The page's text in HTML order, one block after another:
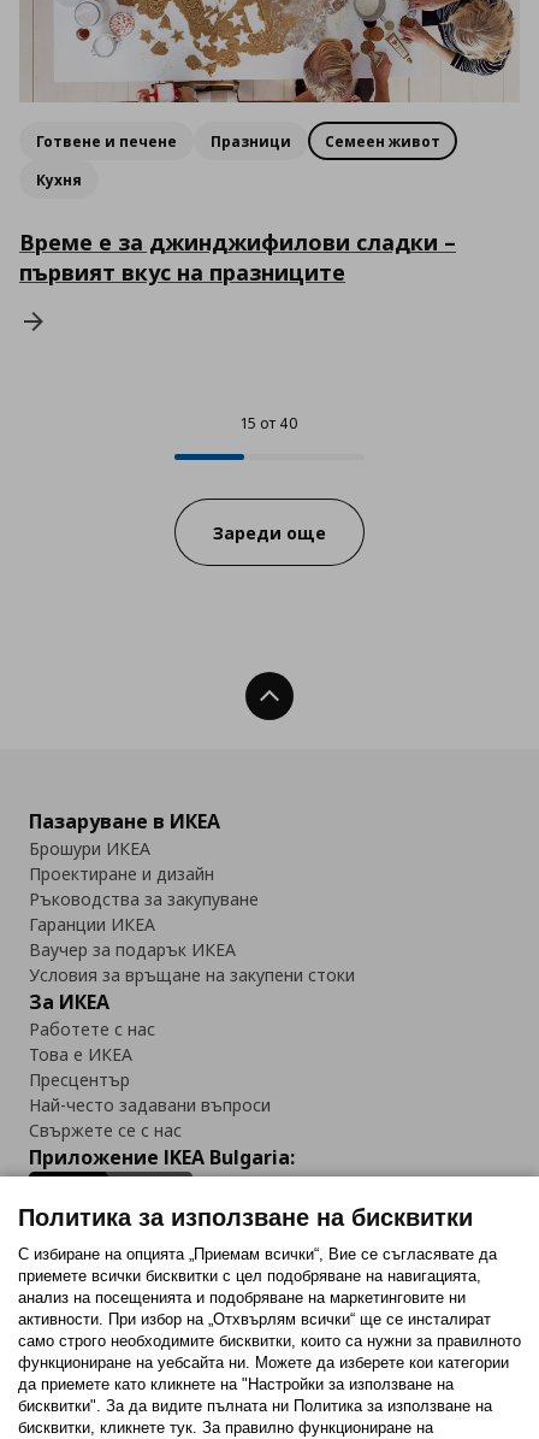
Готвене и печене Празници
Семеен живот
Кухня
Време е за джинджифилови сладки –
първият вкус на празниците
15 от 40
Progress:
Зареди още
Нагоре
Пазаруване в ИКЕА
Брошури ИКЕА
Проектиране и дизайн
Ръководства за закупуване
Гаранции ИКЕА
Ваучер за подарък ИКЕА
Условия за връщане на закупени стоки
За ИКЕА
Работете с нас
Това е ИКЕА
Пресцентър
Най-често задавани въпроси
Свържете се с нас
Приложение IKEA Bulgaria:
Последвайте ни:
FacebookTwitterYoutubePinterestInstagram
Политика за използване на бисквитки
С избиране на опцията „Приемам всички“, Вие се съгласявате да
приемете всички бисквитки с цел подобряване на навигацията,
анализ на посещенията и подобряване на маркетинговите ни
активности. При избор на „Отхвърлям всички“ ще се инсталират
само строго необходимитe бисквитки, които са нужни за правилното
функциониране на уебсайта ни. Можете да изберете кои категории
да приемете като кликнете на "Настройки за използване на
бисквитки". За да видите пълната ни Политика за използване на
бисквитки, кликнете тук. За правилно функциониране на